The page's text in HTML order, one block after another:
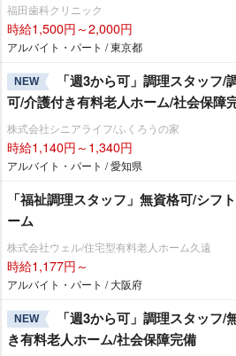
福田歯科クリニック
時給1,500円～2,000円
アルバイト・パート / 東京都
NEW
「週3から可」調理スタッフ
可/介護付き有料老人ホーム/社会保障
株式会社シニアライフ/ふくろうの家
時給1,140円～1,340円
アルバイト・パート / 愛知県
「福祉調理スタッフ」無資格可/シフ
ーム
株式会社ウェル/住宅型有料老人ホーム久遠
時給1,177円～
アルバイト・パート / 大阪府
NEW
「週3から可」調理スタッフ
き有料老人ホーム/社会保障完備